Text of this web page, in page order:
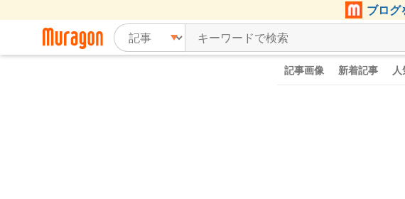
ブログ
記事画像 新着記事